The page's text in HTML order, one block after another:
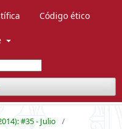
Código ético
#35 - Julio /